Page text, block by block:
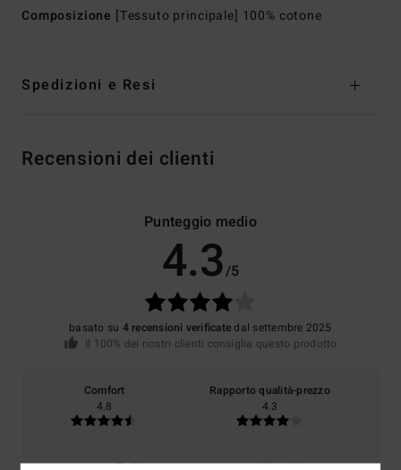
Composizione [Tessuto principale] 100% cotone
Spedizioni e Resi
Recensioni dei clienti
Punteggio medio
4.3/5
basato su 4 recensioni verificatedal settembre 2025
Il 100% dei nostri clienti consiglia questo prodotto
Comfort
4.8
Rapporto qualità-prezzo
4.3